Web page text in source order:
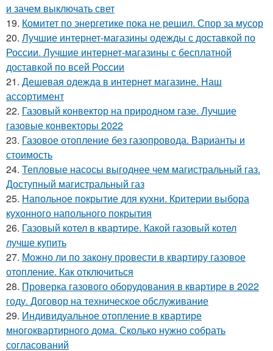
и зачем выключать свет
19. Комитет по энергетике пока не решил. Спор за мусор
20. Лучшие интернет-магазины одежды с доставкой по
России. Лучшие интернет-магазины с бесплатной
доставкой по всей России
21. Дешевая одежда в интернет магазине. Наш
ассортимент
22. Газовый конвектор на природном газе. Лучшие
газовые конвекторы 2022
23. Газовое отопление без газопровода. Варианты и
стоимость
24. Тепловые насосы выгоднее чем магистральный газ.
Доступный магистральный газ
25. Напольное покрытие для кухни. Критерии выбора
кухонного напольного покрытия
26. Газовый котел в квартире. Какой газовый котел
лучше купить
27. Можно ли по закону провести в квартиру газовое
отопление. Как отключиться
28. Проверка газового оборудования в квартире в 2022
году. Договор на техническое обслуживание
29. Индивидуальное отопление в квартире
многоквартирного дома. Сколько нужно собрать
согласований